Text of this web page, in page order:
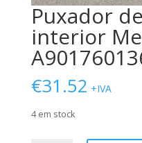
Puxador
interior
€31.52 +IVA
4 em stock